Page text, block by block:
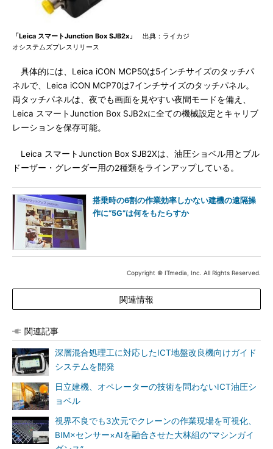
「Leica スマートJunction Box SJB2x」
出典：ライカジ
オシステムズプレスリリース
具体的には、Leica iCON MCP50は5インチサイズのタッチパ
ネルで、Leica iCON MCP70は7インチサイズのタッチパネル。
両タッチパネルは、夜でも画面を見やすい夜間モードを備え、
Leica スマートJunction Box SJB2xに全ての機械設定とキャリブ
レーションを保存可能。
Leica スマートJunction Box SJB2Xは、油圧ショベル用とブル
ドーザー・グレーダー用の2種類をラインアップしている。
搭乗時の6割の作業効率しかない建機の遠隔操
作に“5G”は何をもたらすか
Copyright © ITmedia, Inc. All Rights Reserved.
関連情報
関連記事
深層混合処理工に対応したICT地盤改良機向けガイド
システムを開発
日立建機、オペレーターの技術を問わないICT油圧シ
ョベル
視界不良でも3次元でクレーンの作業現場を可視化、
BIM×センサー×AIを融合させた大林組の“マシンガイ